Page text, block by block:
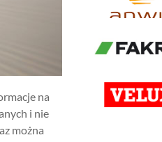
na
i nie
można